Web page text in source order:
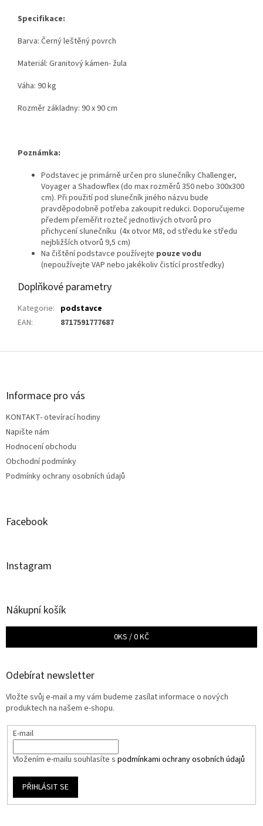
Specifikace:
Barva: Černý leštěný povrch
Materiál: Granitový kámen- žula
Váha: 90 kg
Rozměr základny: 90 x 90 cm
Poznámka:
Podstavec je primárně určen pro slunečníky Challenger,
Voyager a Shadowflex (do max rozměrů 350 nebo 300x300
cm). Při použití pod slunečník jiného názvu bude
pravděpodobně potřeba zakoupit redukci. Doporučujeme
předem přeměřit rozteč jednotlivých otvorů pro
přichycení slunečníku (4x otvor M8, od středu ke středu
nejbližších otvorů 9,5 cm)
Na čištění podstavce používejte pouze vodu
(nepoužívejte VAP nebo jakékoliv čistící prostředky)
Doplňkové parametry
Kategorie: podstavce
EAN: 8717591777687
Z
Informace pro vás
KONTAKT- otevírací hodiny
Napište nám
Hodnocení obchodu
Obchodní podmínky
Podmínky ochrany osobních údajů
Facebook
Instagram
Nákupní košík
0KS /0 KČ
Odebírat newsletter
Vložte svůj e-mail a my vám budeme zasílat informace o nových
produktech na našem e-shopu.
E-mail
Vložením e-mailu souhlasíte s podmínkami ochrany osobních údajů
PŘIHLÁSIT SE